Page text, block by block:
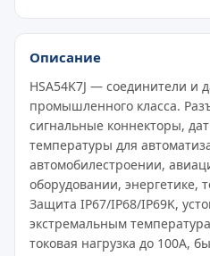
Описание
HSA54K7J — соединители и
промышленного класса.
сигнальные коннекторы,
температуры для
автомобилестроении,
оборудовании, энергетике,
Защита IP67/IP68/IP69K,
экстремальным
токовая нагрузка до 100A,